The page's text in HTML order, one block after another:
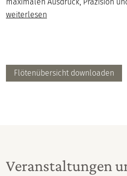
weiterlesen
Flötenübersicht downloaden
Veranstaltungen